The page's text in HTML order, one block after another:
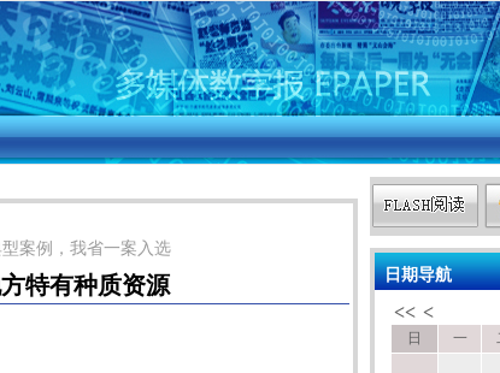
案例，我省一案入选
特有种质资源 日期导航